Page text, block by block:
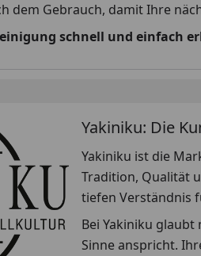
dem Gebrauch, damit Ihre
schnell und einfach
Yakiniku: Die
Yakiniku ist die
Tradition, Qualität
tiefen Verständnis
Bei Yakiniku
Sinne anspricht.